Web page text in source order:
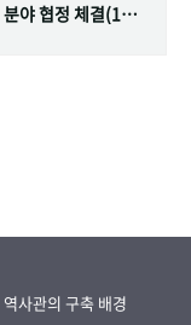
대한민국 정부와 스웨덴 정부 간의 가족계획 분야 협정 체결(1968.07.12)
사관의 구축 배경